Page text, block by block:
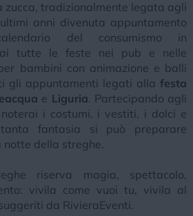
zucca, tradizionalmente legata agli
anni divenuta appuntamento
del consumismo in
tutte le feste nei pub e nelle
bambini con animazione e balli
gli appuntamenti legati allafesta
e Liguria. Partecipando agli
i costumi, i vestiti, i dolci e
fantasia si può preparare
della streghe.
riserva magia, spettacolo,
vivila come vuoi tu, vivila al
da RivieraEventi.